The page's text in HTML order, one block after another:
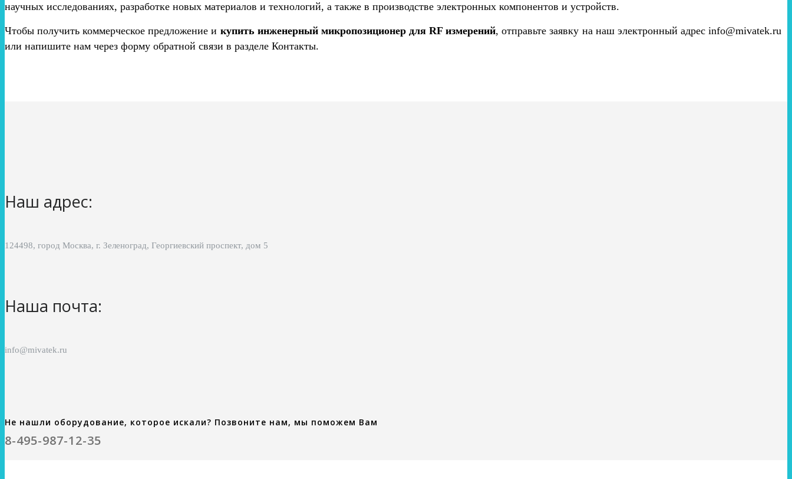
научных исследованиях, разработке новых материалов и технологий, а также в производстве электронных компонентов и устройств.
Чтобы получить коммерческое предложение и купить инженерный микропозиционер для RF измерений, отправьте заявку на наш электронный адрес info@mivatek.ru
или напишите нам через форму обратной связи в разделе Контакты.
Наш адрес:
124498, город Москва, г. Зеленоград, Георгиевский проспект, дом 5
Наша почта:
info@mivatek.ru
Не нашли оборудование, которое искали? Позвоните нам, мы поможем Вам
8-495-987-12-35